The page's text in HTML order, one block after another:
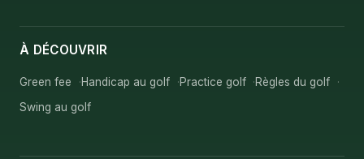
À DÉCOUVRIR
Green fee Handicap au golf Practice golf
Règles du golf
Swing au golf